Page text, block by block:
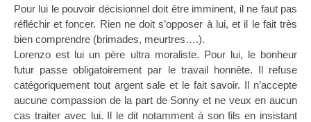
Pour lui le pouvoir décisionnel doit être imminent, il ne faut pas
réfléchir et foncer. Rien ne doit s’opposer à lui, et il le fait très
bien comprendre (brimades, meurtres….).
Lorenzo est lui un père ultra moraliste. Pour lui, le bonheur
futur passe obligatoirement par le travail honnête. Il refuse
catégoriquement tout argent sale et le fait savoir. Il n’accepte
aucune compassion de la part de Sonny et ne veux en aucun
cas traiter avec lui. Il le dit notamment à son fils en insistant